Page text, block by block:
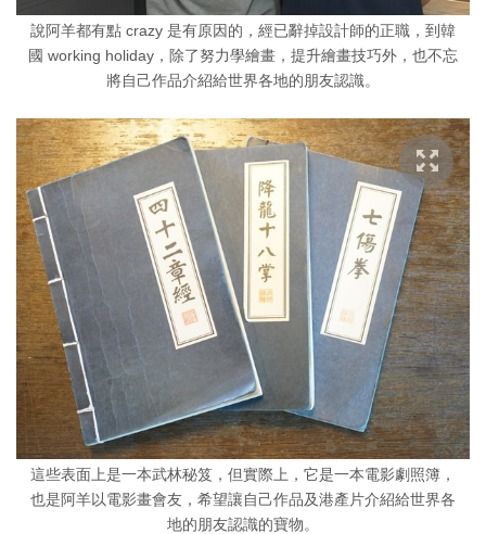
說阿羊都有點 crazy 是有原因的，經已辭掉設計師的正職，到韓
國 working holiday，除了努力學繪畫，提升繪畫技巧外，也不忘
將自己作品介紹給世界各地的朋友認識。
這些表面上是一本武林秘笈，但實際上，它是一本電影劇照簿，
也是阿羊以電影畫會友，希望讓自己作品及港產片介紹給世界各
地的朋友認識的寶物。